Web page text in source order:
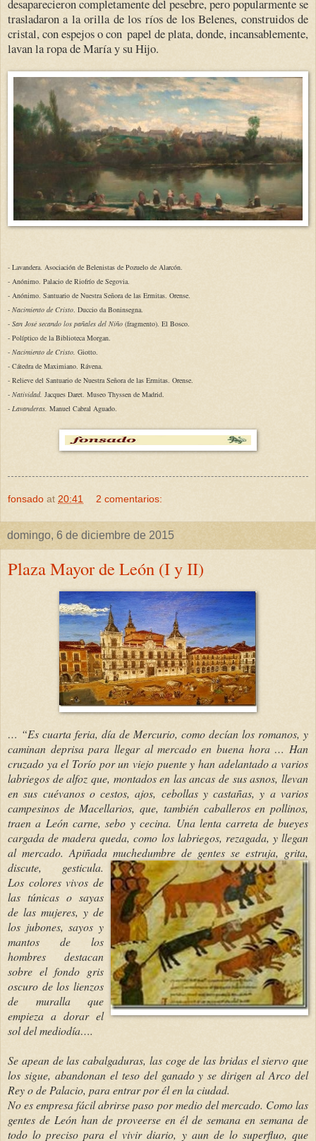
desaparecieron completamente del pesebre, pero popularmente se
trasladaron a la orilla de los ríos de los Belenes, construidos de
cristal, con espejos o con papel de plata, donde, incansablemente,
lavan la ropa de María y su Hijo.
- Lavandera. Asociación de Belenistas de Pozuelo de Alarcón.
- Anónimo. Palacio de Riofrío de Segovia.
- Anónimo. Santuario de Nuestra Señora de las Ermitas. Orense.
- Nacimiento de Cristo. Duccio da Boninsegna.
- San José secando los pañales del Niño (fragmento). El Bosco.
- Políptico de la Biblioteca Morgan.
- Nacimiento de Cristo. Giotto.
- Cátedra de Maximiano. Rávena.
- Relieve del Santuario de Nuestra Señora de las Ermitas. Orense.
- Natividad. Jacques Daret. Museo Thyssen de Madrid.
- Lavanderas. Manuel Cabral Aguado.
fonsado at 20:41 2 comentarios:
domingo, 6 de diciembre de 2015
Plaza Mayor de León (I y II)
… “Es cuarta feria, día de Mercurio, como decían los romanos, y
caminan deprisa para llegar al mercado en buena hora … Han
cruzado ya el Torío por un viejo puente y han adelantado a varios
labriegos de alfoz que, montados en las ancas de sus asnos, llevan
en sus cuévanos o cestos, ajos, cebollas y castañas, y a varios
campesinos de Macellarios, que, también caballeros en pollinos,
traen a León carne, sebo y cecina. Una lenta carreta de bueyes
cargada de madera queda, como los labriegos, rezagada, y llegan
al mercado. Apiñada muchedumbre de gentes se estruja, grita,
discute, gesticula.
Los colores vivos de
las túnicas o sayas
de las mujeres, y de
los jubones, sayos y
mantos de los
hombres destacan
sobre el fondo gris
oscuro de los lienzos
de muralla que
empieza a dorar el
sol del mediodía….
Se apean de las cabalgaduras, las coge de las bridas el siervo que
los sigue, abandonan el teso del ganado y se dirigen al Arco del
Rey o de Palacio, para entrar por él en la ciudad.
No es empresa fácil abrirse paso por medio del mercado. Como las
gentes de León han de proveerse en él de semana en semana de
todo lo preciso para el vivir diario, y aun de lo superfluo, que